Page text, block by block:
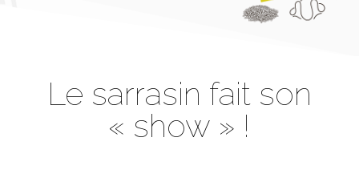
Le sarrasin fait son
« show » !